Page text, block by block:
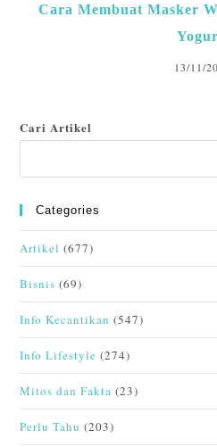
Cara Membuat Masker
13/11/
Cari Artikel
Categories
Artikel (677)
Bisnis (69)
Info Kecantikan (547)
Info Lifestyle (274)
Mitos dan Fakta (23)
Perlu Tahu (203)